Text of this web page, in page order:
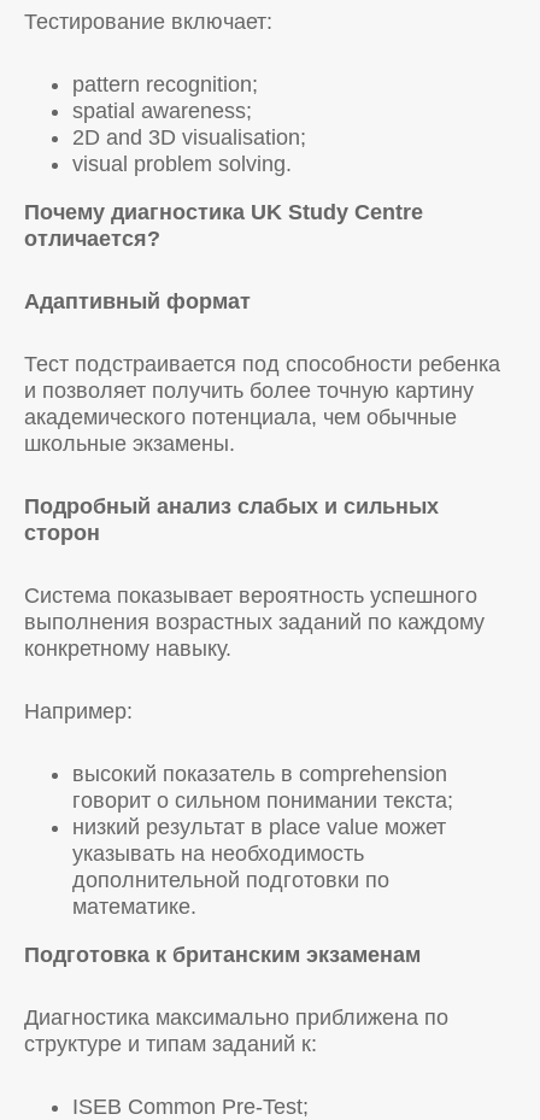
Тестирование включает:
pattern recognition;
spatial awareness;
2D and 3D visualisation;
visual problem solving.
Почему диагностика UK Study Centre
отличается?
Адаптивный формат
Тест подстраивается под способности ребенка
и позволяет получить более точную картину
академического потенциала, чем обычные
школьные экзамены.
Подробный анализ слабых и сильных
сторон
Система показывает вероятность успешного
выполнения возрастных заданий по каждому
конкретному навыку.
Например:
высокий показатель в comprehension
говорит о сильном понимании текста;
низкий результат в place value может
указывать на необходимость
дополнительной подготовки по
математике.
Подготовка к британским экзаменам
Диагностика максимально приближена по
структуре и типам заданий к:
ISEB Common Pre-Test;